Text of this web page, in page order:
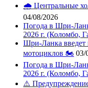
🌧️ Центральные
04/08/2026
Погода в Шри-
2026 г. (Коломбо,
Шри-Ланка введет
мотоциклов 🏍️ 03/
Погода в Шри-
2026 г. (Коломбо,
⚠️